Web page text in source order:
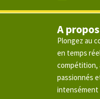
A
Plongez au
en temps
compétition,
passionnés
intensément